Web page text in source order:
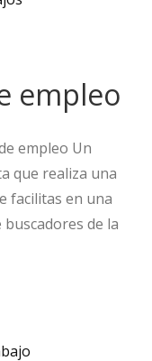
empleo
empleo Un
que realiza una
facilitas en una
de la